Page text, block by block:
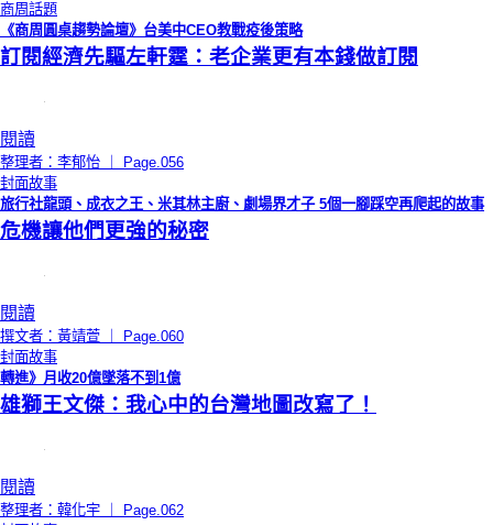
商周話題
《商周圓桌趨勢論壇》台美中CEO教戰疫後策略
訂閱經濟先驅左軒霆：老企業更有本錢做訂閱
閱讀
整理者：李郁怡 ｜ Page.056
封面故事
旅行社龍頭、成衣之王、米其林主廚、劇場界才子 5個一腳踩空再爬起的故事
危機讓他們更強的秘密
閱讀
撰文者：黃靖萱 ｜ Page.060
封面故事
轉進》月收20億墜落不到1億
雄獅王文傑：我心中的台灣地圖改寫了！
閱讀
整理者：韓化宇 ｜ Page.062